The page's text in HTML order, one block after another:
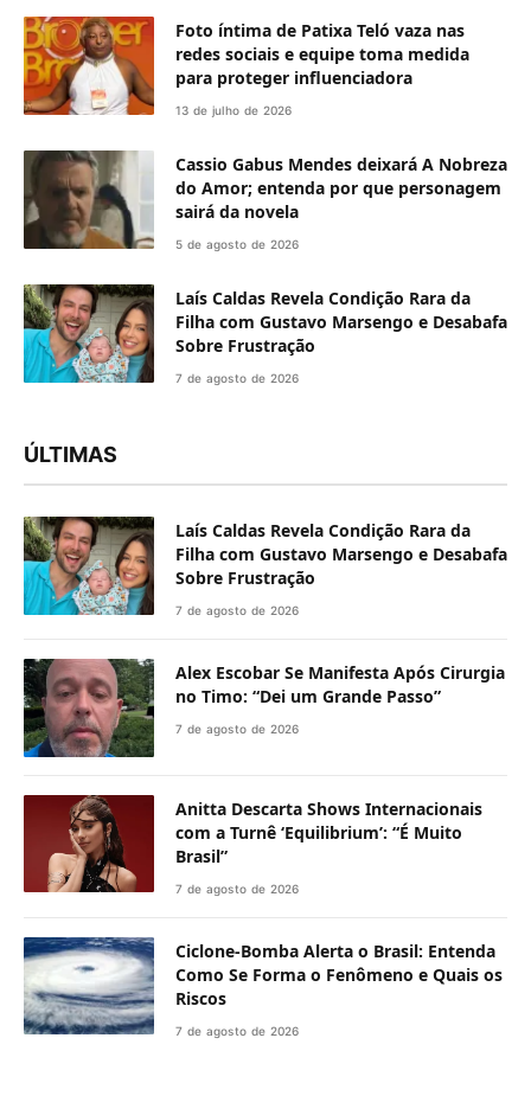
Foto íntima de Patixa Teló vaza nas
redes sociais e equipe toma medida
para proteger influenciadora
13 de julho de 2026
Cassio Gabus Mendes deixará A Nobreza
do Amor; entenda por que personagem
sairá da novela
5 de agosto de 2026
Laís Caldas Revela Condição Rara da
Filha com Gustavo Marsengo e Desabafa
Sobre Frustração
7 de agosto de 2026
ÚLTIMAS
Laís Caldas Revela Condição Rara da
Filha com Gustavo Marsengo e Desabafa
Sobre Frustração
7 de agosto de 2026
Alex Escobar Se Manifesta Após Cirurgia
no Timo: “Dei um Grande Passo”
7 de agosto de 2026
Anitta Descarta Shows Internacionais
com a Turnê ‘Equilibrium’: “É Muito
Brasil”
7 de agosto de 2026
Ciclone-Bomba Alerta o Brasil: Entenda
Como Se Forma o Fenômeno e Quais os
Riscos
7 de agosto de 2026